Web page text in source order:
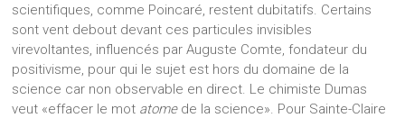
scientifiques, comme Poincaré, restent dubitatifs. Certains
sont vent debout devant ces particules invisibles
virevoltantes, influencés par Auguste Comte, fondateur du
positivisme, pour qui le sujet est hors du domaine de la
science car non observable en direct. Le chimiste Dumas
veut «effacer le mot atomede la science». Pour Sainte-Claire